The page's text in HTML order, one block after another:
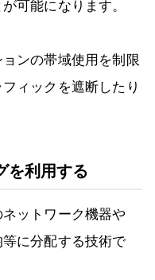
可能になります。
ンの帯域使用を制限
ィックを遮断したり
を利用する
ットワーク機器や
に分配する技術で